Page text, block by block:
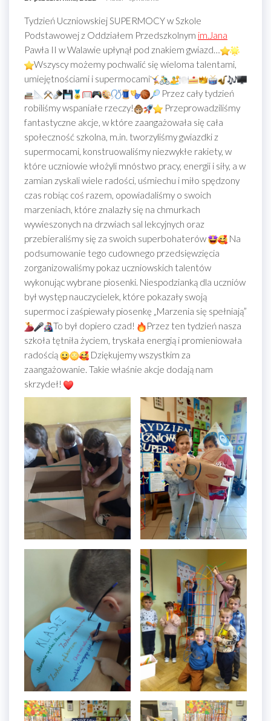
Tydzień Uczniowskiej SUPERMOCY w Szkole
Podstawowej z Oddziałem Przedszkolnym im.Jana
Pawła II w Walawie upłynął pod znakiem gwiazd…
Wszyscy możemy pochwalić się wieloma talentami,
umiejętnościami i supermocami
Przez cały tydzień
robiliśmy wspaniałe rzeczy!
Przeprowadziliśmy
fantastyczne akcje, w które zaangażowała się cała
społeczność szkolna, m.in. tworzyliśmy gwiazdki z
supermocami, konstruowaliśmy niezwykłe rakiety, w
które uczniowie włożyli mnóstwo pracy, energii i siły, a w
zamian zyskali wiele radości, uśmiechu i miło spędzony
czas robiąc coś razem, opowiadaliśmy o swoich
marzeniach, które znalazły się na chmurkach
wywieszonych na drzwiach sal lekcyjnych oraz
przebieraliśmy się za swoich superbohaterów
Na
podsumowanie tego cudownego przedsięwzięcia
zorganizowaliśmy pokaz uczniowskich talentów
wykonując wybrane piosenki. Niespodzianką dla uczniów
był występ nauczycielek, które pokazały swoją
supermoc i zaśpiewały piosenkę „Marzenia się spełniają”
To był dopiero czad!
Przez ten tydzień nasza
szkoła tętniła życiem, tryskała energią i promieniowała
radością
Dziękujemy wszystkim za
zaangażowanie. Takie właśnie akcje dodają nam
skrzydeł!